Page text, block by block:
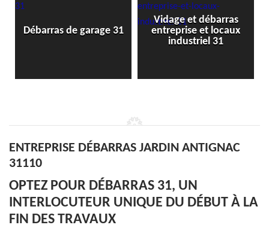
de garage 31
Vidage et débarras
entreprise et locaux
industriel 31
Débarras
ENTREPRISE DÉBARRAS JARDIN ANTIGNAC
31110
OPTEZ POUR DÉBARRAS 31, UN
INTERLOCUTEUR UNIQUE DU DÉBUT À LA
FIN DES TRAVAUX